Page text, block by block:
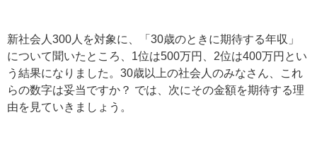
新社会人300人を対象に、「30歳のときに期待する年収」
について聞いたところ、1位は500万円、2位は400万円とい
う結果になりました。30歳以上の社会人のみなさん、これ
らの数字は妥当ですか？ では、次にその金額を期待する理
由を見ていきましょう。